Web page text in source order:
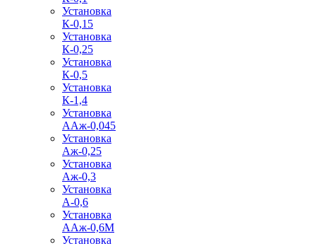
Установка
К-0,15
Установка
К-0,25
Установка
К-0,5
Установка
К-1,4
Установка
ААж-0,045
Установка
Аж-0,25
Установка
Аж-0,3
Установка
А-0,6
Установка
ААж-0,6М
Установка